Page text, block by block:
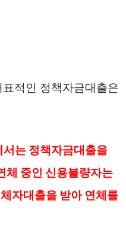
적인 정책자금대출은
는 정책자금대출을
체 중인 신용불량자는
자대출을 받아 연체를